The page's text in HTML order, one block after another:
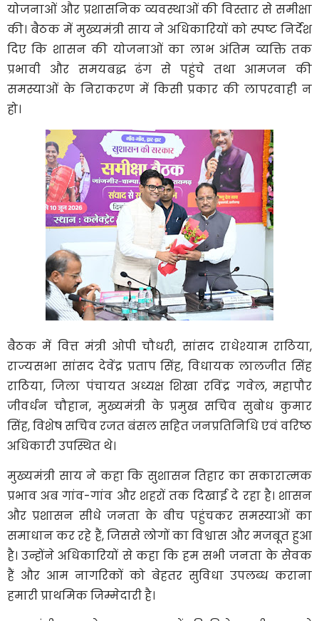
योजनाओं और प्रशासनिक व्यवस्थाओं की विस्तार से समीक्षा
की। बैठक में मुख्यमंत्री साय ने अधिकारियों को स्पष्ट निर्देश
दिए कि शासन की योजनाओं का लाभ अंतिम व्यक्ति तक
प्रभावी और समयबद्ध ढंग से पहुंचे तथा आमजन की
समस्याओं के निराकरण में किसी प्रकार की लापरवाही न
हो।
बैठक में वित्त मंत्री ओपी चौधरी, सांसद राधेश्याम राठिया,
राज्यसभा सांसद देवेंद्र प्रताप सिंह, विधायक लालजीत सिंह
राठिया, जिला पंचायत अध्यक्ष शिखा रविंद्र गवेल, महापौर
जीवर्धन चौहान, मुख्यमंत्री के प्रमुख सचिव सुबोध कुमार
सिंह, विशेष सचिव रजत बंसल सहित जनप्रतिनिधि एवं वरिष्ठ
अधिकारी उपस्थित थे।
मुख्यमंत्री साय ने कहा कि सुशासन तिहार का सकारात्मक
प्रभाव अब गांव-गांव और शहरों तक दिखाई दे रहा है। शासन
और प्रशासन सीधे जनता के बीच पहुंचकर समस्याओं का
समाधान कर रहे हैं, जिससे लोगों का विश्वास और मजबूत हुआ
है। उन्होंने अधिकारियों से कहा कि हम सभी जनता के सेवक
हैं और आम नागरिकों को बेहतर सुविधा उपलब्ध कराना
हमारी प्राथमिक जिम्मेदारी है।